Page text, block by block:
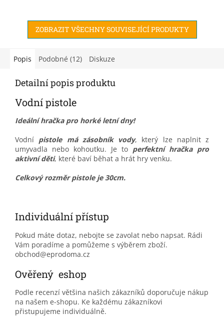
kresba duhových barev.
úložným boxem, do...
ZOBRAZIT VŠECHNY SOUVISEJÍCÍ PRODUKTY
Popis Podobné (12) Diskuze
Detailní popis produktu
Vodní pistole
Ideální hračka pro horké letní dny!
Vodní pistole má zásobník vody, který lze naplnit z
umyvadla nebo kohoutku. Je to perfektní hračka pro
aktivní děti, které baví běhat a hrát hry venku.
Celkový rozměr pistole je 30cm.
Individuální přístup
Pokud máte dotaz, nebojte se zavolat nebo napsat. Rádi
Vám poradíme a pomůžeme s výběrem zboží.
obchod@eprodoma.cz
Ověřený eshop
Podle recenzí většina našich zákazníků doporučuje nákup
na našem e-shopu. Ke každému zákazníkovi
přistupujeme individuálně.